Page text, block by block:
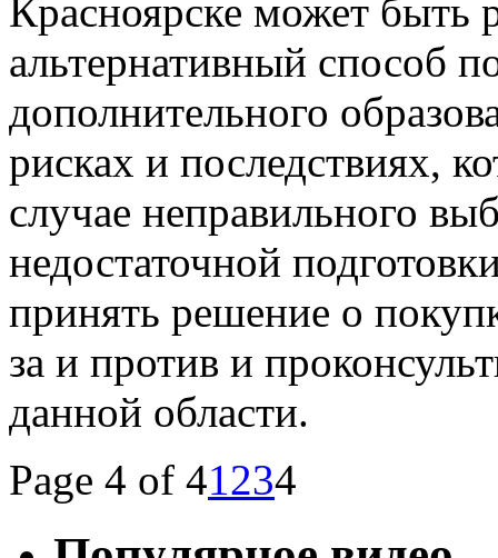
Красноярске может быть
альтернативный способ
дополнительного
рисках и последствиях,
случае неправильного
недостаточной
принять решение о
за и против и
данной области.
Page 4 of 41234